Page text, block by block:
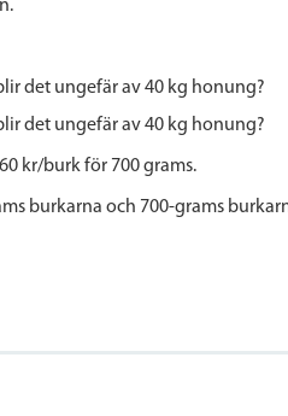
det ungefär av 40 kg honung?
det ungefär av 40 kg honung?
kr/burk för 700 grams.
burkarna och 700-grams